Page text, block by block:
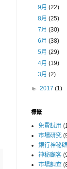
9月(22)
8月(25)
7月(30)
6月(38)
5月(29)
4月(19)
3月(2)
► 2017 (1)
標籤
免費試用
市場研究
銀行神秘
神秘顧客
市場調查